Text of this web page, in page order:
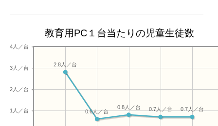
和尚を見てきました。 ま
大切にされている文化財を
学んだ以上に、地域の方か
教育用PC１台当たりの児童生徒数
1人／台
2人／台
3人／台
4人／台
0.7人／台
0.7人／台
0.8人／台
0.6人／台
2.8人／台